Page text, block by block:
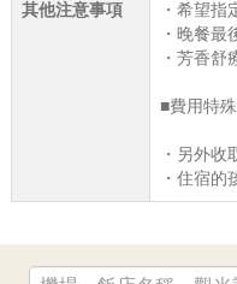
其他注意事項
・希望
・晚餐最
・芳香舒
■費用特
・另外收
・住宿的